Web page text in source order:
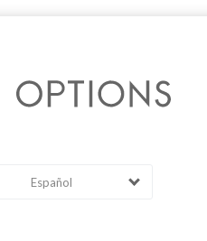
Español